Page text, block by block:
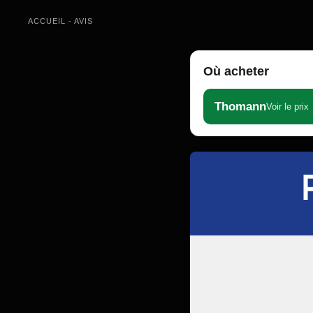
ACCUEIL - AVIS
Où acheter
ThomannVoir le